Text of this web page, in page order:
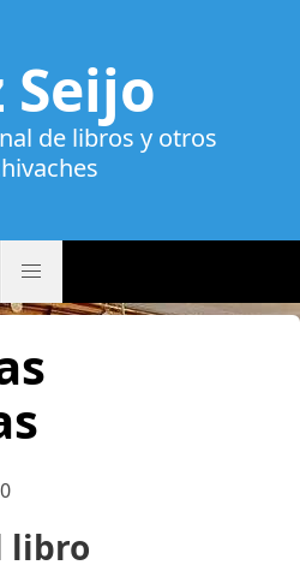
Seijo
de libros y otros
libro